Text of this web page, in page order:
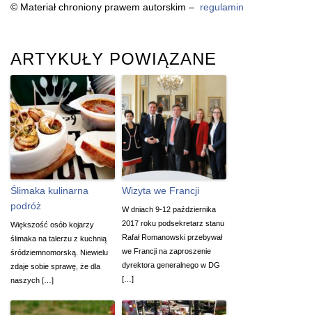
© Materiał chroniony prawem autorskim – regulamin
ARTYKUŁY POWIĄZANE
Ślimaka kulinarna
podróż
Większość osób kojarzy
ślimaka na talerzu z kuchnią
śródziemnomorską. Niewielu
zdaje sobie sprawę, że dla
naszych […]
Wizyta we Francji
W dniach 9-12 października
2017 roku podsekretarz stanu
Rafał Romanowski przebywał
we Francji na zaproszenie
dyrektora generalnego w DG
[…]